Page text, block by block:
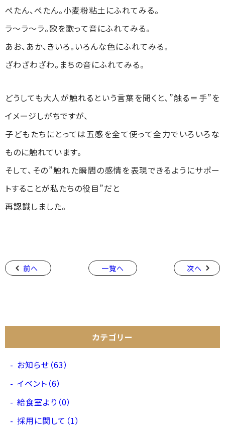
ぺたん、ぺたん。小麦粉粘土にふれてみる。
ラ〜ラ〜ラ。歌を歌って音にふれてみる。
あお、あか、きいろ。いろんな色にふれてみる。
ざわざわざわ。まちの音にふれてみる。
どうしても大人が触れるという言葉を聞くと、”触る＝手”を
イメージしがちですが、
子どもたちにとっては五感を全て使って全力でいろいろな
ものに触れています。
そして、その”触れた瞬間の感情を表現できるようにサポー
トすることが私たちの役目”だと
再認識しました。
前へ 一覧へ 次へ
カテゴリー
お知らせ（63）
イベント（6）
給食室より（0）
採用に関して（1）